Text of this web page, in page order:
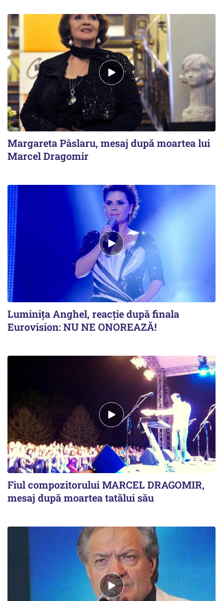
Margareta Pâslaru, mesaj după moartea lui
Marcel Dragomir
Luminița Anghel, reacție după finala
Eurovision: NU NE ONOREAZĂ!
Fiul compozitorului MARCEL DRAGOMIR,
mesaj după moartea tatălui său